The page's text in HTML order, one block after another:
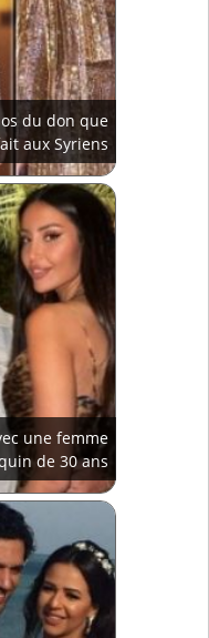
du don que
aux Syriens
une femme
de 30 ans